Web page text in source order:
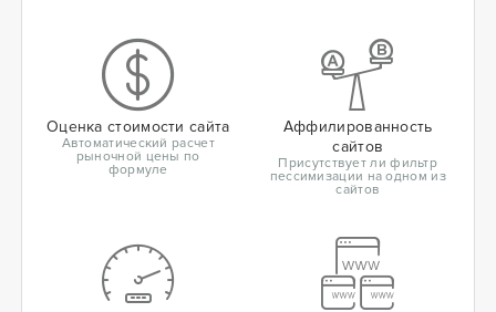
Оценка стоимости сайта
Автоматический расчет
рыночной цены по
формуле
Аффилированность
сайтов
Присутствует ли фильтр
пессимизации на одном из
сайтов